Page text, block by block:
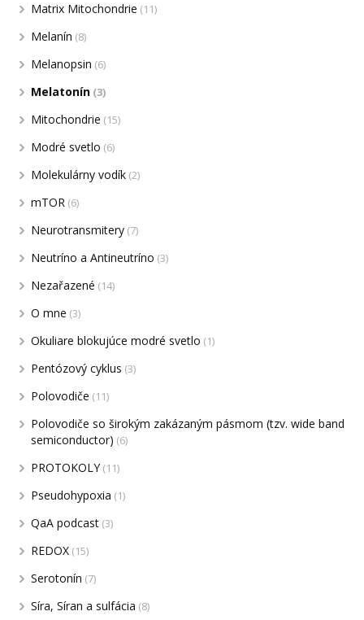
Matrix Mitochondrie (11)
Melanín (8)
Melanopsin (6)
Melatonín (3)
Mitochondrie (15)
Modré svetlo (6)
Molekulárny vodík (2)
mTOR (6)
Neurotransmitery (7)
Neutríno a Antineutríno (3)
Nezařazené (14)
O mne (3)
Okuliare blokujúce modré svetlo (1)
Pentózový cyklus (3)
Polovodiče (11)
Polovodiče so širokým zakázaným pásmom (tzv. wide band
semiconductor) (6)
PROTOKOLY(11)
Pseudohypoxia (1)
QaA podcast (3)
REDOX (15)
Serotonín (7)
Síra, Síran a sulfácia (8)